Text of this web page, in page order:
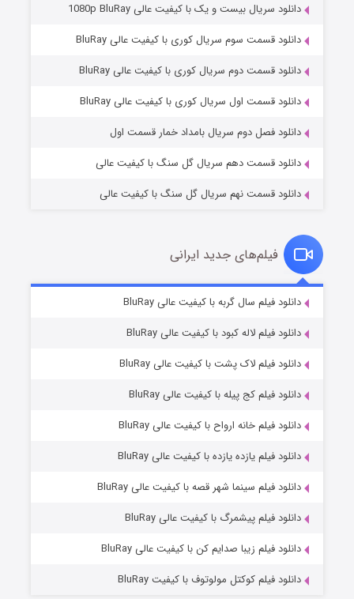
مردگان متحرک: شهر مرده ۳
قسمت۲ (زیرنویس) منتشر شد
قسمت۷ (زیرنویس) منتشر شد
دانلود سریال بیست و یک با کیفیت عالی 1080p BluRay
دانلود قسمت سوم سریال کوری با کیفیت عالی BluRay
دانلود قسمت دوم سریال کوری با کیفیت عالی BluRay
دانلود قسمت اول سریال کوری با کیفیت عالی BluRay
دانلود فصل دوم سریال بامداد خمار قسمت اول
دانلود قسمت دهم سریال گل سنگ با کیفیت عالی
دانلود قسمت نهم سریال گل سنگ با کیفیت عالی
فیلم‌های جدید ایرانی
دانلود فیلم سال گربه با کیفیت عالی BluRay
دانلود فیلم لاله کبود با کیفیت عالی BluRay
دانلود فیلم لاک پشت با کیفیت عالی BluRay
دانلود فیلم کج‌ پیله با کیفیت عالی BluRay
دانلود فیلم خانه ارواح با کیفیت عالی BluRay
دانلود فیلم یازده یازده با کیفیت عالی BluRay
دانلود فیلم سینما شهر قصه با کیفیت عالی BluRay
دانلود فیلم پیشمرگ با کیفیت عالی BluRay
دانلود فیلم زیبا صدایم کن با کیفیت عالی BluRay
دانلود فیلم کوکتل مولوتوف با کیفیت BluRay